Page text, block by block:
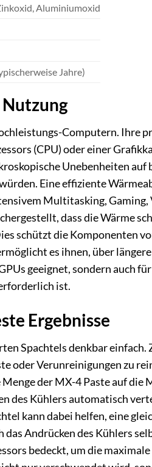
Aluminiumoxid
Jahre)
Computern. Ihre
(CPU) oder einer
Unebenheiten auf
Eine effiziente
Multitasking,
dass die Wärme
schützt die Komponenten
es ihnen, über
geeignet, sondern auch
ist.
Ergebnisse
Spachtels denkbar einfach.
oder Verunreinigungen zu
der MX-4 Paste auf die
des Kühlers automatisch
kann dabei helfen, eine
Andrücken des Kühlers
bedeckt, um die